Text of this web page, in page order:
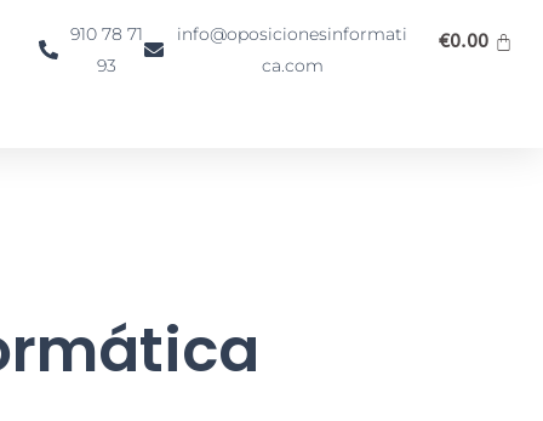
910 78 71
93
info@oposicionesinformati
ca.com
€0.00